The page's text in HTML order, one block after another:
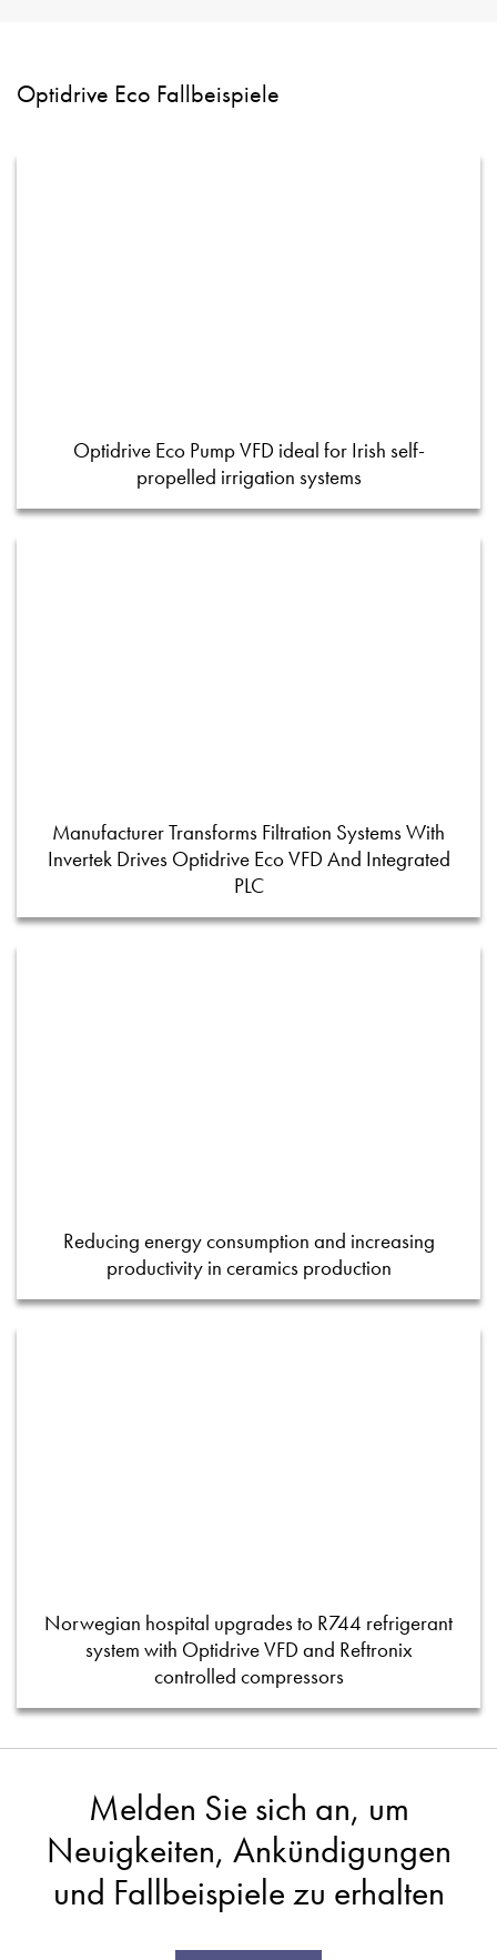
Optidrive Eco Fallbeispiele
Optidrive Eco Pump VFD ideal for Irish self-
propelled irrigation systems
Manufacturer Transforms Filtration Systems With
Invertek Drives Optidrive Eco VFD And Integrated
PLC
Reducing energy consumption and increasing
productivity in ceramics production
Norwegian hospital upgrades to R744 refrigerant
system with Optidrive VFD and Reftronix
controlled compressors
Melden Sie sich an, um
Neuigkeiten, Ankündigungen
und Fallbeispiele zu erhalten